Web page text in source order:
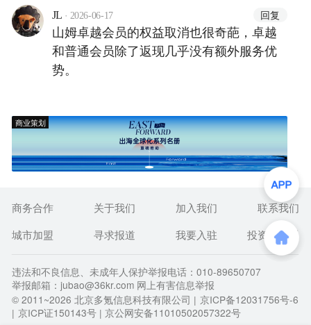
JL · 2026-06-17 回复
山姆卓越会员的权益取消也很奇葩，卓越
和普通会员除了返现几乎没有额外服务优
势。
商业策划
商务合作 关于我们 加入我们
联系我们
城市加盟
寻求报道 我要入驻 投资者关系
违法和不良信息、未成年人保护举报电话：010-89650707
举报邮箱：jubao@36kr.com 网上有害信息举报
© 2011~2026 北京多氪信息科技有限公司 | 京ICP备12031756号-6
| 京ICP证150143号 | 京公网安备11010502057322号